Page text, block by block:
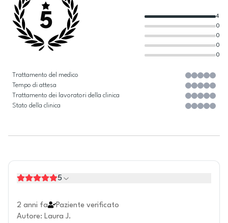
5
0
0
0
0
4
Trattamento del medico
Tempo di attesa
Trattamento dei lavoratori della clinica
Stato della clinica
5
2 anni fa
Paziente verificato
Autore: Laura J.